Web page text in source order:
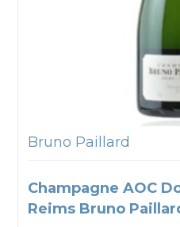
Bruno Paillard
Champagne AOC
Reims Bruno